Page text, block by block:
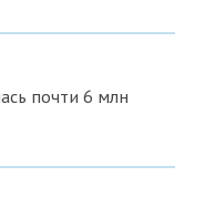
почти 6 млн